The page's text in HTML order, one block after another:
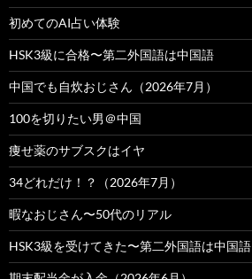
初めてのAI占い体験
HSK3級に合格〜第二外国語は中国語
中国でも自炊おじさん（2026年7月）
100を切りたい男＠中国
痩せ薬のサブスクはイヤ
34どれだけ！？（2026年7月）
暇なおじさん〜50代のリアル
HSK3級を受けてきた〜第二外国語は中国語